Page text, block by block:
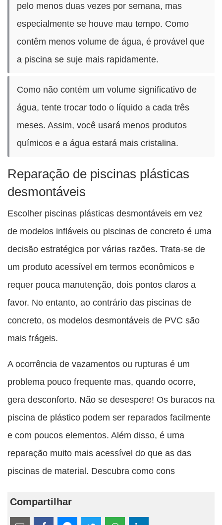
pelo menos duas vezes por semana, mas
especialmente se houve mau tempo. Como
contêm menos volume de água, é provável que
a piscina se suje mais rapidamente.
Como não contém um volume significativo de
água, tente trocar todo o líquido a cada três
meses. Assim, você usará menos produtos
químicos e a água estará mais cristalina.
Reparação de piscinas plásticas
desmontáveis
Escolher piscinas plásticas desmontáveis em vez
de modelos infláveis ou piscinas de concreto é uma
decisão estratégica por várias razões. Trata-se de
um produto acessível em termos econômicos e
requer pouca manutenção, dois pontos claros a
favor. No entanto, ao contrário das piscinas de
concreto, os modelos desmontáveis de PVC são
mais frágeis.
A ocorrência de vazamentos ou rupturas é um
problema pouco frequente mas, quando ocorre,
gera desconforto. Não se desespere! Os buracos na
piscina de plástico podem ser reparados facilmente
e com poucos elementos. Além disso, é uma
reparação muito mais acessível do que as das
piscinas de material. Descubra como cons
Compartilhar